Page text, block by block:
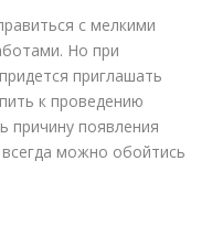
с мелкими
Но при
приглашать
к проведению
причину появления
можно обойтись